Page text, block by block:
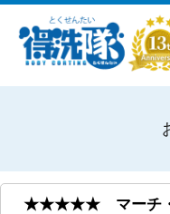
★★★★★ マーチ・